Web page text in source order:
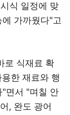
식 일정에 맞
가까웠다"고
로 식재료 확
한 재료와 행
"면서 "며칠 안
, 완도 광어